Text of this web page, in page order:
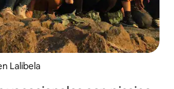
Lalibela